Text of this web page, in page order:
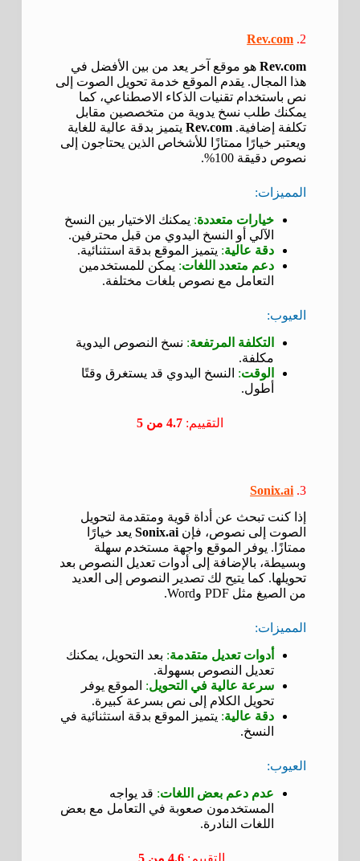
2.
Rev.com
Rev.comهو موقع آخر يعد من بين الأفضل في
هذا المجال. يقدم الموقع خدمة تحويل الصوت إلى
نص باستخدام تقنيات الذكاء الاصطناعي، كما
يمكنك طلب نسخ يدوية من متخصصين مقابل
تكلفة إضافية. Rev.comيتميز بدقة عالية للغاية
ويعتبر خيارًا ممتازًا للأشخاص الذين يحتاجون إلى
نصوص دقيقة 100%.
المميزات:
خيارات متعددة: يمكنك الاختيار بين النسخ
الآلي أو النسخ اليدوي من قبل محترفين.
دقة عالية: يتميز الموقع بدقة استثنائية.
دعم متعدد اللغات: يمكن للمستخدمين
التعامل مع نصوص بلغات مختلفة.
العيوب:
التكلفة المرتفعة: نسخ النصوص اليدوية
مكلفة.
الوقت: النسخ اليدوي قد يستغرق وقتًا
أطول.
التقييم: 4.7 من 5
3.
Sonix.ai
إذا كنت تبحث عن أداة قوية ومتقدمة لتحويل
الصوت إلى نصوص، فإنSonix.aiيعد خيارًا
ممتازًا. يوفر الموقع واجهة مستخدم سهلة
وبسيطة، بالإضافة إلى أدوات تعديل النصوص بعد
تحويلها. كما يتيح لك تصدير النصوص إلى العديد
من الصيغ مثل PDF وWord.
المميزات:
أدوات تعديل متقدمة: بعد التحويل، يمكنك
تعديل النصوص بسهولة.
سرعة عالية في التحويل: الموقع يوفر
تحويل الكلام إلى نص بسرعة كبيرة.
دقة عالية: يتميز الموقع بدقة استثنائية في
النسخ.
العيوب:
عدم دعم بعض اللغات: قد يواجه
المستخدمون صعوبة في التعامل مع بعض
اللغات النادرة.
التقييم: 4.6 من 5